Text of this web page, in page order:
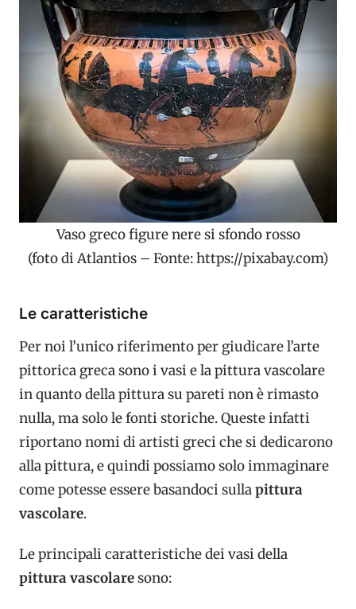
Vaso greco figure nere si sfondo rosso
(foto di Atlantios – Fonte: https://pixabay.com)
Le caratteristiche
Per noi l’unico riferimento per giudicare l’arte
pittorica greca sono i vasi e la pittura vascolare
in quanto della pittura su pareti non è rimasto
nulla, ma solo le fonti storiche. Queste infatti
riportano nomi di artisti greci che si dedicarono
alla pittura, e quindi possiamo solo immaginare
come potesse essere basandoci sullapittura
vascolare.
Le principali caratteristiche dei vasi della
pittura vascolaresono: